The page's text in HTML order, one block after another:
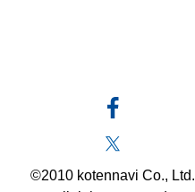
©2010 kotennavi Co., Ltd.